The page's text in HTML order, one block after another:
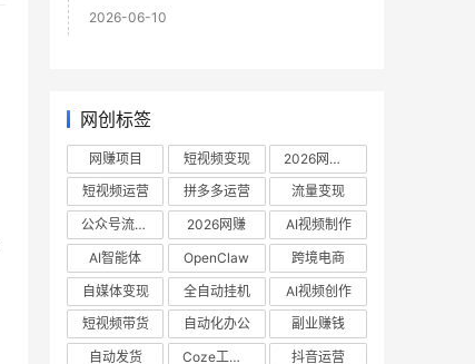
2026-06-10
网创标签
网赚项目 短视频变现
2026网赚项目
短视频运营
拼多多运营
流量变现
公众号流量主
2026网赚
AI视频制作
AI智能体
OpenClaw
跨境电商
自媒体变现
全自动挂机
AI视频创作
短视频带货
自动化办公
副业赚钱
自动发货
Coze工作流
抖音运营